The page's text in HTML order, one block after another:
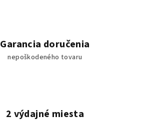
Garancia doručenia
nepoškodeného tovaru
2 výdajné miesta